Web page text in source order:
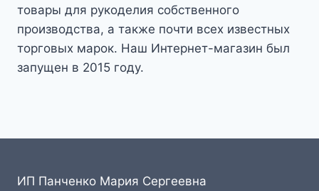
товары для рукоделия собственного
производства, а также почти всех известных
торговых марок. Наш Интернет-магазин был
запущен в 2015 году.
ИП Панченко Мария Сергеевна